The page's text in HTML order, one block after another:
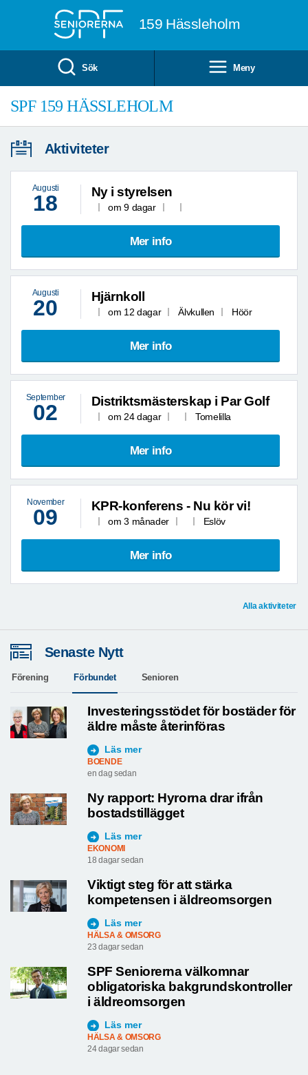
159 Hässleholm
Sök Meny
SPF 159 HÄSSLEHOLM
Aktiviteter
Augusti
18 Ny i styrelsen
om 9 dagar
Mer info
Augusti
20 Hjärnkoll
om 12 dagar Älvkullen Höör
Mer info
September
02 Distriktsmästerskap i Par Golf
om 24 dagar Tomelilla
Mer info
November
09 KPR-konferens - Nu kör vi!
om 3 månader Eslöv
Mer info
Alla aktiviteter
Senaste Nytt
Förening Förbundet Senioren
Investeringsstödet för bostäder för
äldre måste återinföras
Läs mer
BOENDE
en dag sedan
Ny rapport: Hyrorna drar ifrån
bostadstillägget
Läs mer
EKONOMI
18 dagar sedan
Viktigt steg för att stärka
kompetensen i äldreomsorgen
Läs mer
HÄLSA & OMSORG
23 dagar sedan
SPF Seniorerna välkomnar
obligatoriska bakgrundskontroller
i äldreomsorgen
Läs mer
HÄLSA & OMSORG
24 dagar sedan